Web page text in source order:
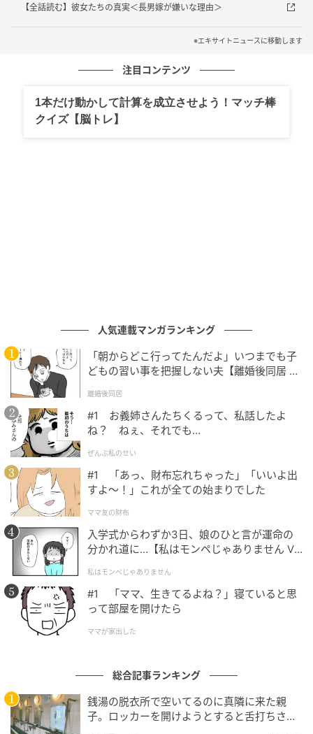
エキサイトニュース
エキサイトニュース
【全話読む】彼女たちの真実＜長男嫁が嫌いな理由＞
※エキサイトニュースに移動します
注目コンテンツ
1本だけ動かして計算を成立させよう！マッチ棒
クイズ【脳トレ】
人気連載マンガランキング
「朝からどこ行ってたんだよ」いつまでも子
どもの習い事を把握しない夫【離婚後同居 Vo
離婚後同居
#1 お義姉さんたちくるって、私話したよ
ね？ ねぇ、それでも…
ぜんぶ私のせい
#1 「あっ、財布忘れちゃった」「いいよ出
すよ〜！」これが全ての始まりでした
ママ友の財布
入学式からわずか3日、娘のひと言が運命の
分かれ道に…【私はモンペじゃありません Vo
私はモンペじゃありません
#1 「ママ、生きてるよね？」寝ていると思
って部屋を開けたら
ママが家出した
総合記事ランキング
銭湯の脱衣所で空いてるのに真隣に来た親
子。ロッカーを開けようとすると舌打ちさ